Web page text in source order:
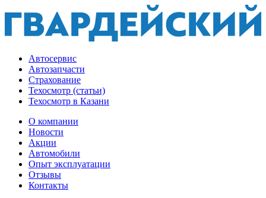
Автосервис
Автозапчасти
Страхование
Техосмотр (статьи)
Техосмотр в Казани
О компании
Новости
Акции
Автомобили
Опыт эксплуатации
Отзывы
Контакты